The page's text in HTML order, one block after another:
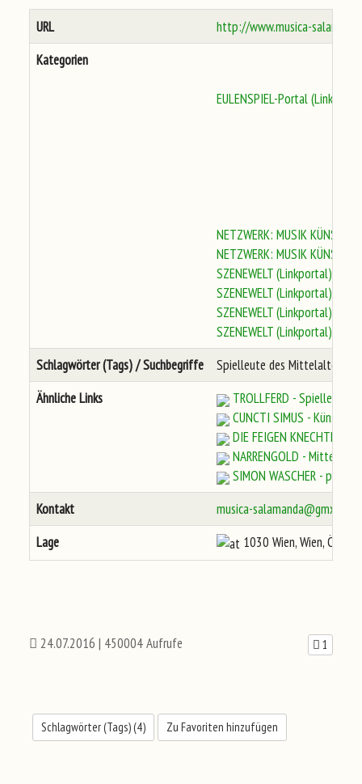
URL
http://www.musica-
Kategorien
EULENSPIEL-Portal (Links)
NETZWERK: MUSIK
NETZWERK: MUSIK
SZENEWELT (Linkportal)
SZENEWELT (Linkportal)
SZENEWELT (Linkportal)
SZENEWELT (Linkportal)
Schlagwörter (Tags) / Suchbegriffe
Spielleute des Mittelalters,
Ähnliche Links
TROLLFERD - Spielleute
CUNCTI SIMUS -
DIE FEIGEN KNECHTE -
NARRENGOLD -
SIMON WASCHER -
Kontakt
musica-salamanda@gmx.at
Lage
1030 Wien, Wien,
24.07.2016 | 450004 Aufrufe 1
Schlagwörter (Tags) (4) Zu Favoriten hinzufügen